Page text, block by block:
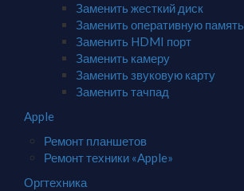
Заменить жесткий диск
Заменить оперативную память
Заменить HDMI порт
Заменить камеру
Заменить звуковую карту
Заменить тачпад
Apple
Ремонт планшетов
Ремонт техники «Apple»
Оргтехника